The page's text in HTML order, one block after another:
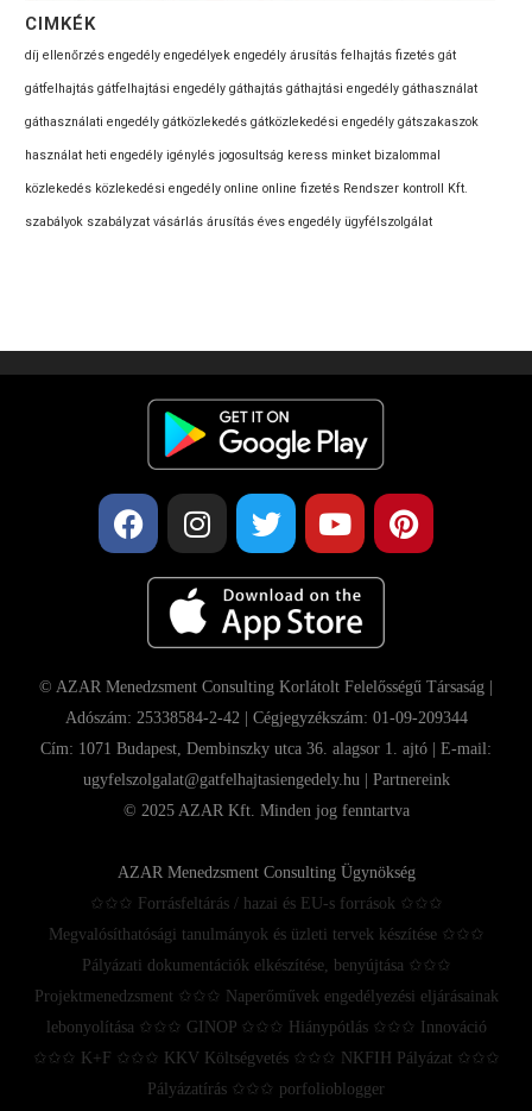
CIMKÉK
díj ellenőrzés engedély engedélyek engedély árusítás felhajtás fizetés gát
gátfelhajtás gátfelhajtási engedély gáthajtás gáthajtási engedély gáthasználat
gáthasználati engedély gátközlekedés gátközlekedési engedély gátszakaszok
használat heti engedély igénylés jogosultság keress minket bizalommal
közlekedés közlekedési engedély online online fizetés Rendszer kontroll Kft.
szabályok szabályzat vásárlás árusítás éves engedély ügyfélszolgálat
© AZAR Menedzsment Consulting Korlátolt Felelősségű Társaság |
Adószám: 25338584-2-42 | Cégjegyzékszám: 01-09-209344
Cím: 1071 Budapest, Dembinszky utca 36. alagsor 1. ajtó | E-mail:
ugyfelszolgalat@gatfelhajtasiengedely.hu | Partnereink
© 2025 AZAR Kft. Minden jog fenntartva
AZAR Menedzsment Consulting Ügynökség
✩✩✩ Forrásfeltárás / hazai és EU-s források ✩✩✩
Megvalósíthatósági tanulmányok és üzleti tervek készítése ✩✩✩
Pályázati dokumentációk elkészítése, benyújtása ✩✩✩
Projektmenedzsment ✩✩✩ Naperőművek engedélyezési eljárásainak
lebonyolítása ✩✩✩ GINOP ✩✩✩ Hiánypótlás ✩✩✩ Innováció
✩✩✩ K+F ✩✩✩ KKV Költségvetés ✩✩✩ NKFIH Pályázat ✩✩✩
Pályázatírás ✩✩✩ porfolioblogger